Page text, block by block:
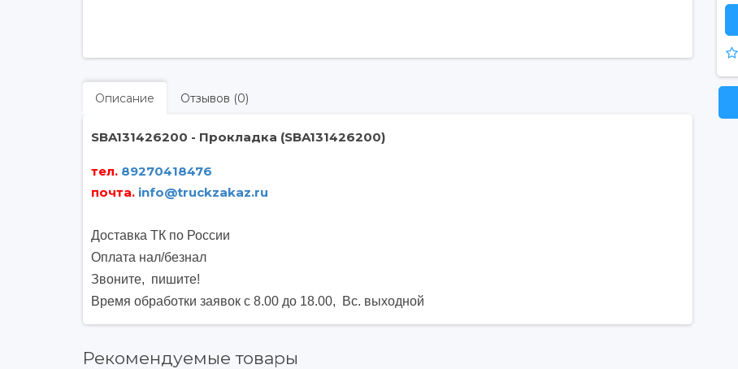
Описание Отзывов (0)
SBA131426200 - Прокладка (SBA131426200)
тел. 89270418476
почта. info@truckzakaz.ru
Доставка ТК по России
Оплата нал/безнал
Звоните, пишите!
Время обработки заявок с 8.00 до 18.00, Вс. выходной
Рекомендуемые товары